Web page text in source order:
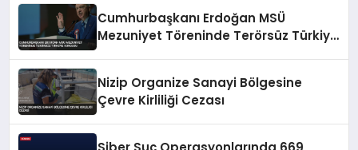
Cumhurbaşkanı Erdoğan MSÜ
Mezuniyet Töreninde Terörsüz Türkiye
Nizip Organize Sanayi Bölgesine
Çevre Kirliliği Cezası